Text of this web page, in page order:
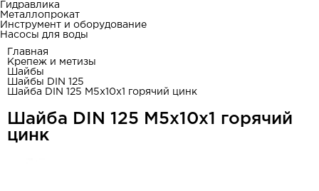
Гидравлика
Металлопрокат
Инструмент и оборудование
Насосы для воды
Главная
Крепеж и метизы
Шайбы
Шайбы DIN 125
Шайба DIN 125 М5x10x1 горячий цинк
Шайба DIN 125 М5x10x1 горячий
цинк